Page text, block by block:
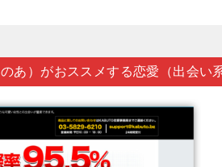
あ）がおススメする恋愛（出会い